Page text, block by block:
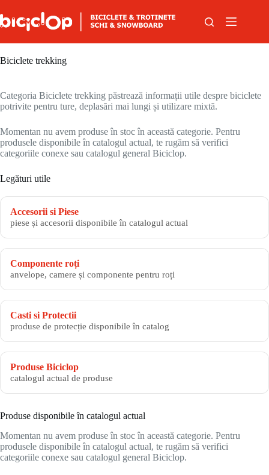
Biciclete trekking
Categoria Biciclete trekking păstrează informații utile despre biciclete
potrivite pentru ture, deplasări mai lungi și utilizare mixtă.
Momentan nu avem produse în stoc în această categorie. Pentru
produsele disponibile în catalogul actual, te rugăm să verifici
categoriile conexe sau catalogul general Biciclop.
Legături utile
Accesorii si Piese
piese și accesorii disponibile în catalogul actual
Componente roți
anvelope, camere și componente pentru roți
Casti si Protectii
produse de protecție disponibile în catalog
Produse Biciclop
catalogul actual de produse
Produse disponibile în catalogul actual
Momentan nu avem produse în stoc în această categorie. Pentru
produsele disponibile în catalogul actual, te rugăm să verifici
categoriile conexe sau catalogul general Biciclop.